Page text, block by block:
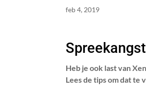
feb 4, 2019
Heb je ook last van
Lees de tips om dat te